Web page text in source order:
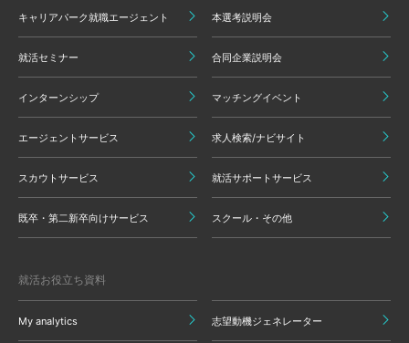
キャリアパーク就職エージェント 本選考説明会
就活セミナー 合同企業説明会
インターンシップ マッチングイベント
エージェントサービス 求人検索/ナビサイト
スカウトサービス 就活サポートサービス
既卒・第二新卒向けサービス スクール・その他
就活お役立ち資料
My analytics 志望動機ジェネレーター